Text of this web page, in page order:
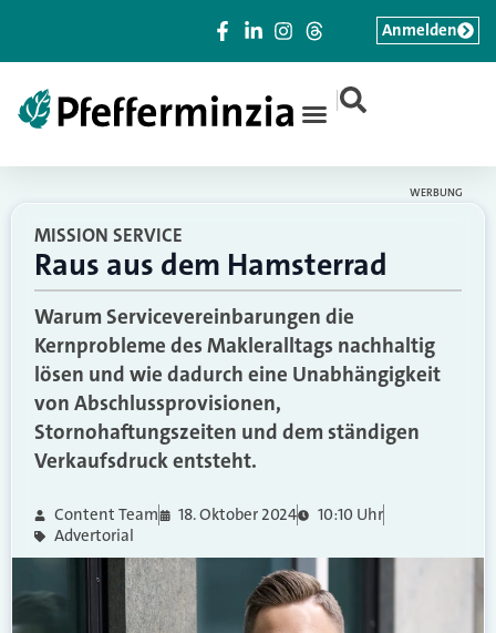
|
Anmelden
WERBUNG
MISSION SERVICE
Raus aus dem Hamsterrad
Warum Servicevereinbarungen die
Kernprobleme des Makleralltags nachhaltig
lösen und wie dadurch eine Unabhängigkeit
von Abschlussprovisionen,
Stornohaftungszeiten und dem ständigen
Verkaufsdruck entsteht.
Content Team 18. Oktober 2024
10:10 Uhr
Advertorial